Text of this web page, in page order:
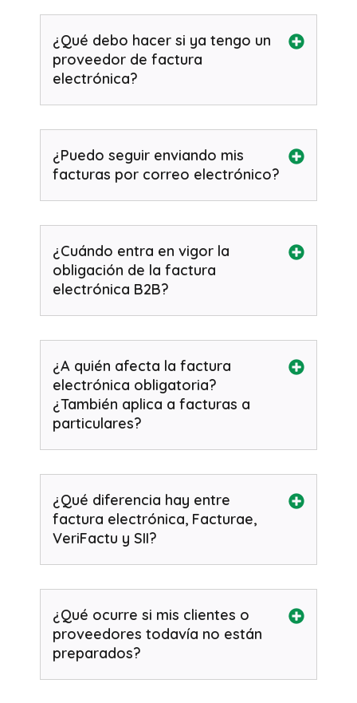
¿Qué debo hacer si ya tengo un
proveedor de factura
electrónica?
¿Puedo seguir enviando mis
facturas por correo electrónico?
¿Cuándo entra en vigor la
obligación de la factura
electrónica B2B?
¿A quién afecta la factura
electrónica obligatoria?
¿También aplica a facturas a
particulares?
¿Qué diferencia hay entre
factura electrónica, Facturae,
VeriFactu y SII?
¿Qué ocurre si mis clientes o
proveedores todavía no están
preparados?